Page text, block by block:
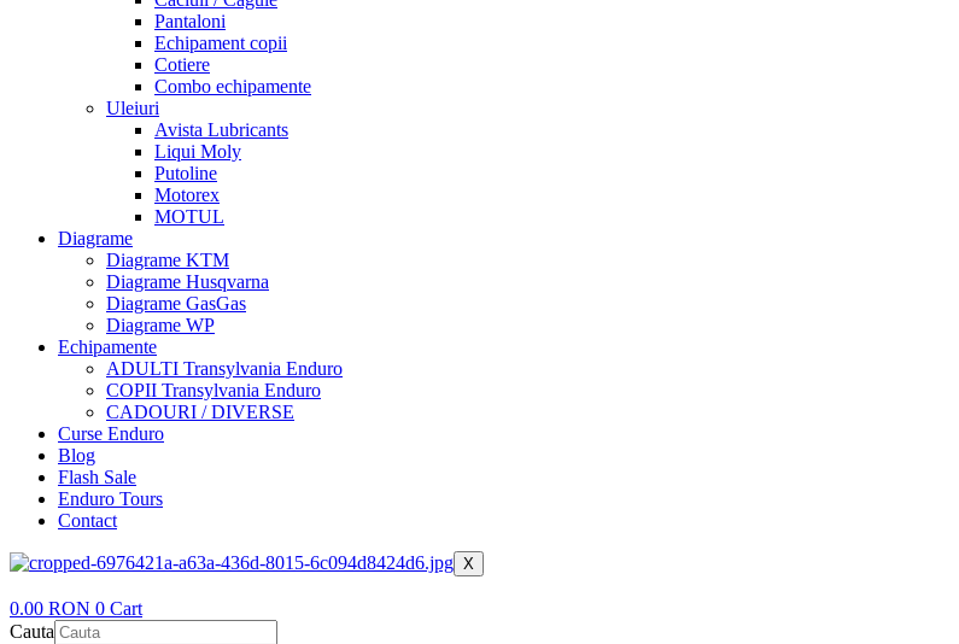
Pantaloni
Echipament copii
Cotiere
Combo echipamente
Uleiuri
Avista Lubricants
Liqui Moly
Putoline
Motorex
MOTUL
Diagrame
Diagrame KTM
Diagrame Husqvarna
Diagrame GasGas
Diagrame WP
Echipamente
ADULTI Transylvania Enduro
COPII Transylvania Enduro
CADOURI / DIVERSE
Curse Enduro
Blog
Flash Sale
Enduro Tours
Contact
X
0.00 RON 0 Cart
Cauta